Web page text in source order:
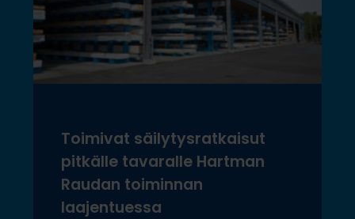
Toimivat säilytysratkaisut
pitkälle tavaralle Hartman
Raudan toiminnan
laajentuessa